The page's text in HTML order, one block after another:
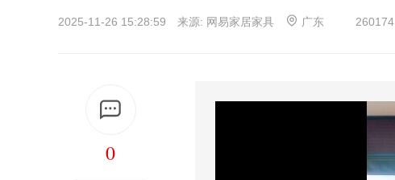
2025-11-26 15:28:59 来源: 网易家居家具 广东 260174
0